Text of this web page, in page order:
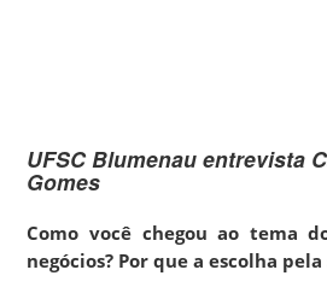
UFSC Blumenau entrevista
Gomes
Como você chegou ao tema
negócios? Por que a escolha pela